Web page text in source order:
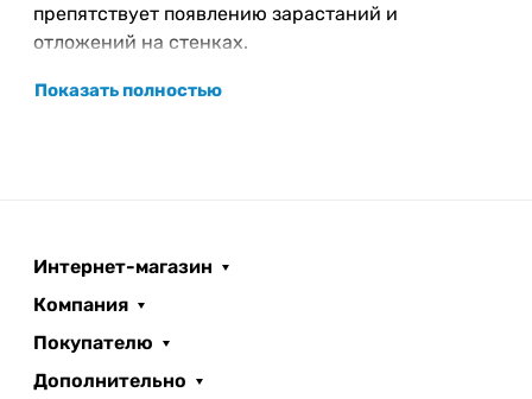
препятствует появлению зарастаний и
отложений на стенках.
Показать полностью
Интернет-магазин
Компания
Покупателю
Дополнительно